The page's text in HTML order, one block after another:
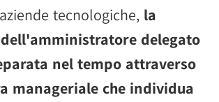
tecnologiche, la
dell'amministratore delegato
nel tempo attraverso
manageriale che individua